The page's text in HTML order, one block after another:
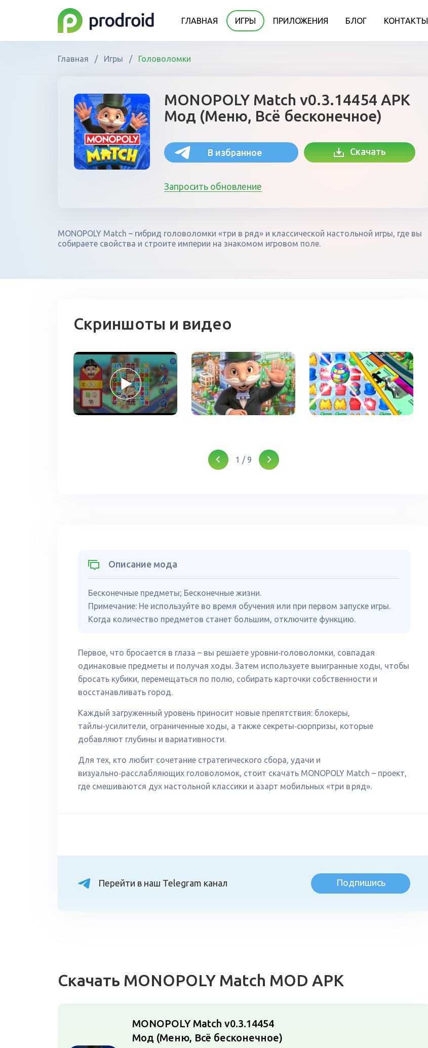
ГЛАВНАЯ ИГРЫ ПРИЛОЖЕНИЯ БЛОГ КОНТАКТЫ
Главная / Игры / Головоломки
MONOPOLY Match v0.3.14454 APK
Мод (Меню, Всё бесконечное)
В избранное Скачать
Запросить обновление
MONOPOLY Match – гибрид головоломки «три в ряд» и классической настольной игры, где вы
собираете свойства и строите империи на знакомом игровом поле.
Скриншоты и видео
1 / 9
Описание мода
Бесконечные предметы; Бесконечные жизни.
Примечание: Не используйте во время обучения или при первом запуске игры.
Когда количество предметов станет большим, отключите функцию.
Первое, что бросается в глаза – вы решаете уровни‑головоломки, совпадая
одинаковые предметы и получая ходы. Затем используете выигранные ходы, чтобы
бросать кубики, перемещаться по полю, собирать карточки собственности и
восстанавливать город.
Каждый загруженный уровень приносит новые препятствия: блокеры,
тайлы‑усилители, ограниченные ходы, а также секреты‑сюрпризы, которые
добавляют глубины и вариативности.
Для тех, кто любит сочетание стратегического сбора, удачи и
визуально‑расслабляющих головоломок, стоит скачать MONOPOLY Match – проект,
где смешиваются дух настольной классики и азарт мобильных «три в ряд».
Перейти в наш Telegram канал Подпишись
Скачать MONOPOLY Match MOD APK
MONOPOLY Match v0.3.14454
Мод (Меню, Всё бесконечное)